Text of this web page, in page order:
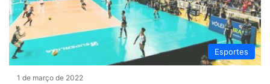
Esportes
1 de março de 2022